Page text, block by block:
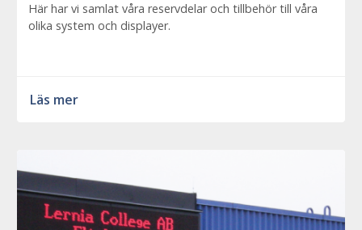
Här har vi samlat våra reservdelar och tillbehör till våra
olika system och displayer.
Läs mer